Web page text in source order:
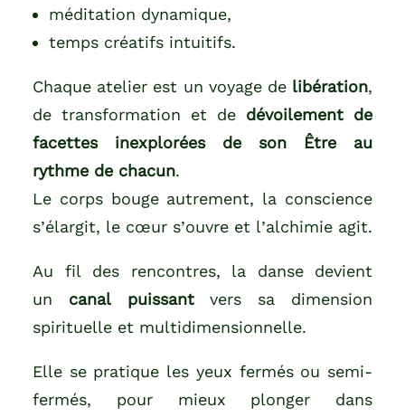
méditation dynamique,
temps créatifs intuitifs.
Chaque atelier est un voyage de libération,
de transformation et de dévoilement de
facettes inexplorées de son Être au
rythme de chacun.
Le corps bouge autrement, la conscience
s’élargit, le cœur s’ouvre et l’alchimie agit.
Au fil des rencontres, la danse devient
un canal puissantvers sa dimension
spirituelle et multidimensionnelle.
Elle se pratique les yeux fermés ou semi-
fermés, pour mieux plonger dans